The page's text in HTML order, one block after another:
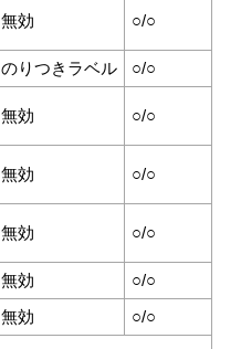
無効 ○/○
のりつきラベル ○/○
無効 ○/○
無効 ○/○
無効 ○/○
無効 ○/○
無効 ○/○